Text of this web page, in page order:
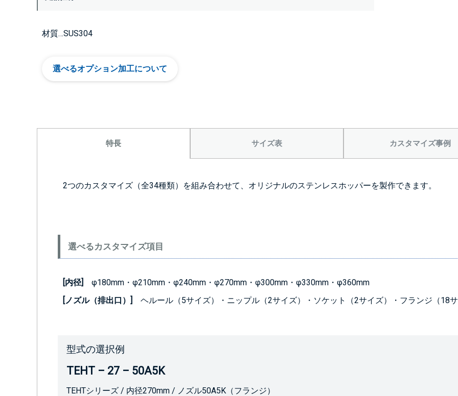
材質…SUS304
選べるオプション加工について
特長 サイズ表 カスタマイズ事例
2つのカスタマイズ（全34種類）を組み合わせて、オリジナルのステンレスホッパーを製作できます。
選べるカスタマイズ項目
[内径]
φ180mm・φ210mm・φ240mm・φ270mm・φ300mm・φ330mm・φ360mm
[ノズル（排出口）]
ヘルール（5サイズ）・ニップル（2サイズ）・ソケット（2サイズ）・フランジ（18
型式の選択例
TEHT – 27 – 50A5K
TEHTシリーズ / 内径270mm / ノズル50A5K（フランジ）